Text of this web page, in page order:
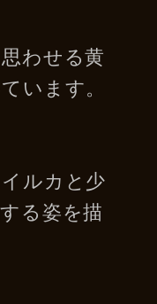
わせる黄
います。
ルカと少
る姿を描